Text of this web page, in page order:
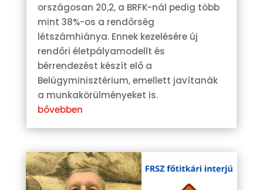
országosan 20,2, a BRFK-nál pedig több
mint 38%-os a rendőrség
létszámhiánya. Ennek kezelésére új
rendőri életpályamodellt és
bérrendezést készít elő a
Belügyminisztérium, emellett javítanák
a munkakörülményeket is.
bővebben